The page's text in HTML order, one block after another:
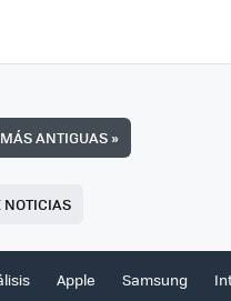
MÁS ANTIGUAS»
NOTICIAS
Apple Samsung